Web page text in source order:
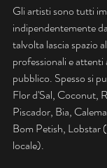
Gli artisti sono tutti
indipendentemente
talvolta lascia spazio
professionali e attenti
pubblico. Spesso si
Flor d'Sal, Coconut,
Piscador, Bia,
Bom Petish, Lobstar
locale).